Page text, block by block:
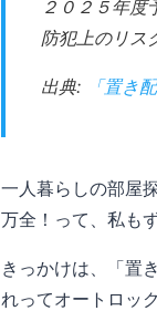
２０２５年度
防犯上のリス
出典: 「置き
一人暮らしの部屋
万全！って、私も
きっかけは、「置
れってオートロッ